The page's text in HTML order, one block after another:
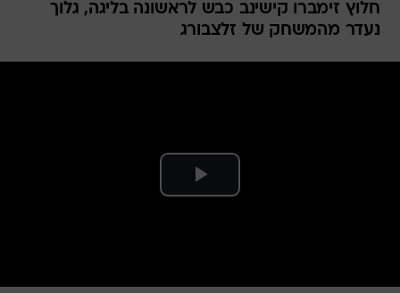
חלוץ זימברו קישינב כבש לראשונה בליגה, גלוך
נעדר מהמשחק של זלצבורג